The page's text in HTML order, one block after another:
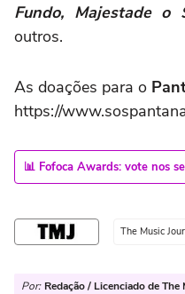
Fundo, Majestade o
outros.
As doações para o
https://
📊 Fofoca Awards: vote nos
The Music
Por: Redação / Licenciado de The